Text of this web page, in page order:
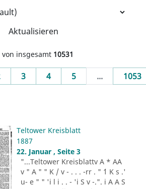
Aktualisieren
insgesamt 10531
3 4 5 ... 1053
Teltower Kreisblatt
1887
22. Januar , Seite 3
"...Teltower Kreisblattv A * AA
v " A " " K / v - . . . -rr . " ´1 K s .'
u- e " " 'i l i . . - 'i S v -.". i A A S